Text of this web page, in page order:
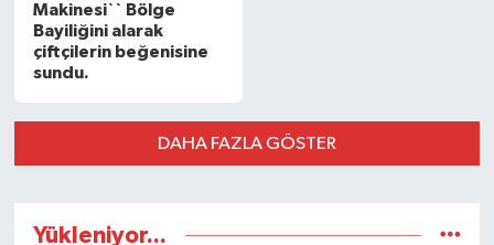
Makinesi`` Bölge
Bayiliğini alarak
çiftçilerin beğenisine
sundu.
DAHA FAZLA GÖSTER
Yükleniyor...